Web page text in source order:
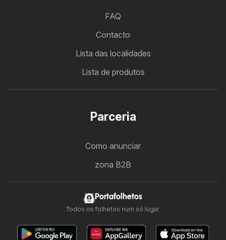
FAQ
Contacto
Lista das localidades
Lista de produtos
Parceria
Como anunciar
zona B2B
Portafolhetos
Todos os folhetos num só lugar.